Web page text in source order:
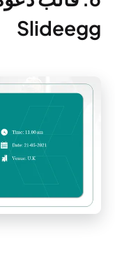
Slideegg